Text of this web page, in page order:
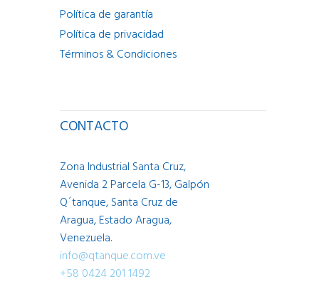
Política de garantía
Política de privacidad
Términos & Condiciones
CONTACTO
Zona Industrial Santa Cruz,
Avenida 2 Parcela G-13, Galpón
Q´tanque, Santa Cruz de
Aragua, Estado Aragua,
Venezuela.
info@qtanque.com.ve
+58 0424 201 1492